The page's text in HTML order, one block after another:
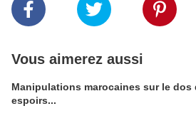
Vous aimerez aussi
Manipulations marocaines sur le dos
espoirs...